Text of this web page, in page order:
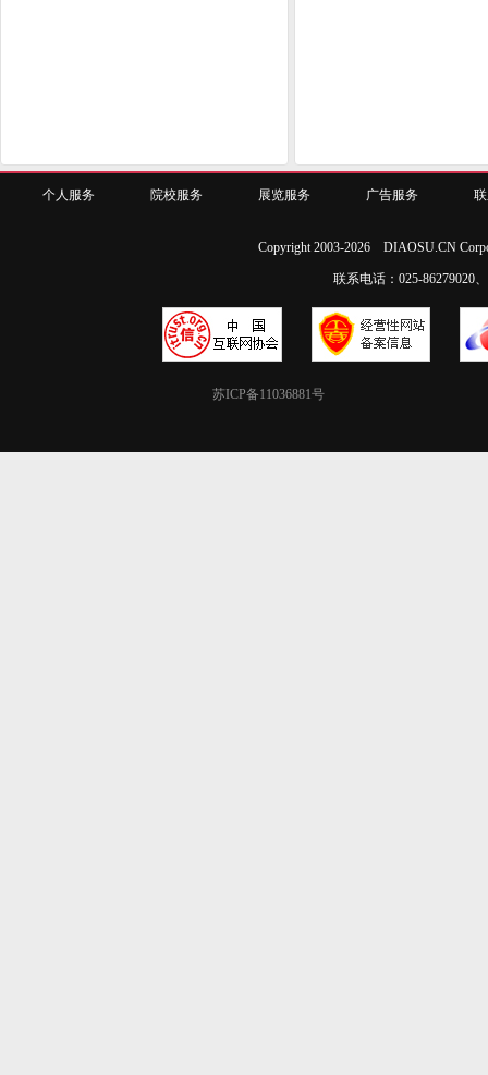
个人服务 院校服务 展览服务 广告服务
Copyright 2003-2026 DIAOSU.CN
联系电话：025-86279020
苏ICP备11036881号